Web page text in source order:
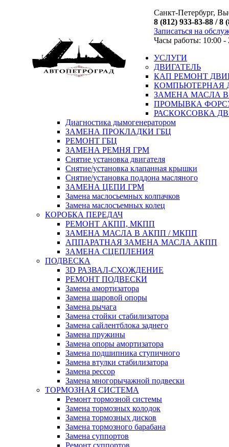
Санкт-Петербург,
8 (812) 933-83-88 / 8
Записаться на
Часы работы: 10:00 -
УСЛУГИ
ДВИГАТЕЛЬ
КАП РЕМОНТ
КОМПЬЮТЕРНАЯ
ЗАМЕНА МАСЛА В
ПРОМЫВКА
РАСКОКСОВКА
Диагностика дымогенератором
ЗАМЕНА ПРОКЛАДКИ ГБЦ
РЕМОНТ ГБЦ
ЗАМЕНА РЕМНЯ ГРМ
Снятие установка двигателя
Cнятие/установка клапанная крышки
Cнятие/установка поддона масляного
ЗАМЕНА ЦЕПИ ГРМ
Замена маслосьемных колпачков
Замена маслосъемных колец
КОРОБКА ПЕРЕДАЧ
РЕМОНТ АКПП, МКПП
ЗАМЕНА МАСЛА В АКПП / МКПП
АППАРАТНАЯ ЗАМЕНА МАСЛА АКПП
ЗАМЕНА СЦЕПЛЕНИЯ
ПОДВЕСКА
3D РАЗВАЛ-СХОЖДЕНИЕ
РЕМОНТ ПОДВЕСКИ
Замена амортизатора
Замена шаровой опоры
Замена рычага
Замена стойки стабилизатора
Замена сайлентблока заднего
Замена пружины
Замена опоры амортизатора
Замена подшипника ступичного
Замена втулки стабилизатора
Замена рессор
Замена многорычажной подвески
ТОРМОЗНАЯ СИСТЕМА
Ремонт тормозной системы
Замена тормозных колодок
Замена тормозных дисков
Замена тормозного барабана
Замена суппортов
Ремонт суппортов